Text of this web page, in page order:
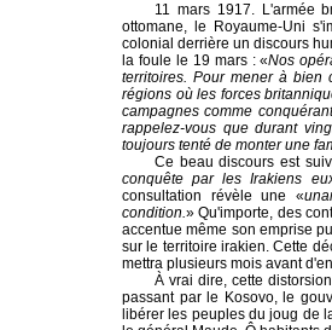
11 mars 1917. L'armée
ottomane, le Royaume-Uni
colonial derrière un discours
la foule le 19 mars : «Nos
territoires. Pour mener à bien
régions où les forces
campagnes comme
rappelez-vous que durant
toujours tenté de monter une
Ce beau discours est
conquête par les Irakiens
consultation révèle une «
condition.» Qu'importe, des
accentue même son emprise
sur le territoire irakien. Cette
mettra plusieurs mois avant
À vrai dire, cette
passant par le Kosovo, le
libérer les peuples du joug de